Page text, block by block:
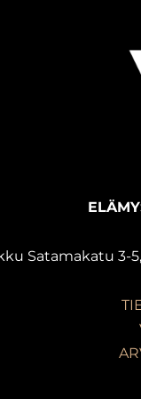
Satamakatu 3-